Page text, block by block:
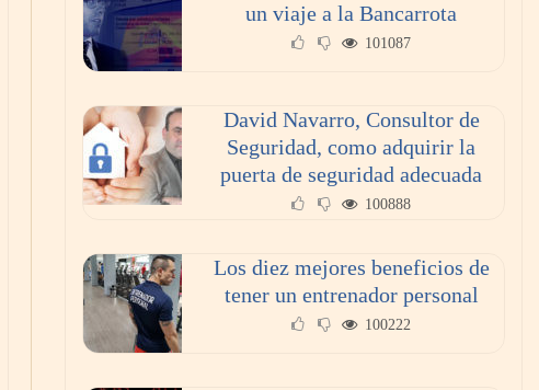
un viaje a la Bancarrota
101087
David Navarro, Consultor de
Seguridad, como adquirir la
puerta de seguridad adecuada
100888
Los diez mejores beneficios de
tener un entrenador personal
100222